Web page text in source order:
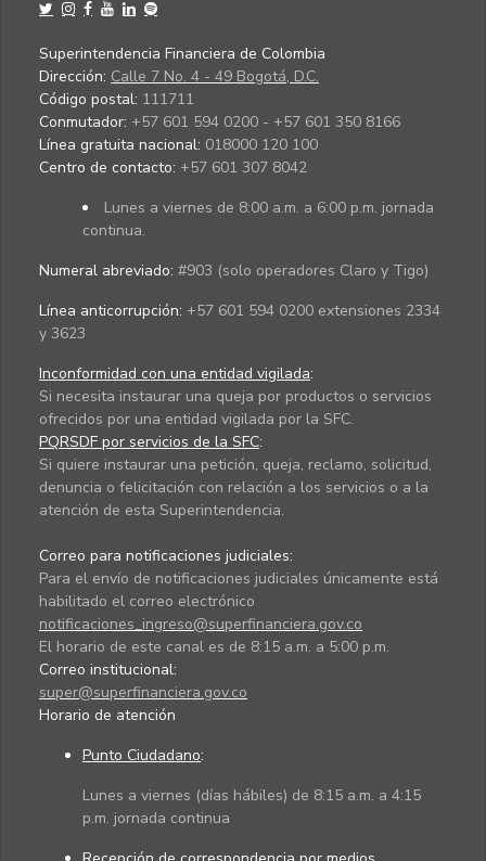
Superintendencia Financiera de Colombia
Dirección: Calle 7 No. 4 - 49 Bogotá, D.C.
Código postal: 111711
Conmutador: +57 601 594 0200 - +57 601 350 8166
Línea gratuita nacional: 018000 120 100
Centro de contacto: +57 601 307 8042
Lunes a viernes de 8:00 a.m. a 6:00 p.m. jornada
continua.
Numeral abreviado: #903 (solo operadores Claro y Tigo)
Línea anticorrupción: +57 601 594 0200 extensiones 2334
y 3623
Inconformidad con una entidad vigilada:
Si necesita instaurar una queja por productos o servicios
ofrecidos por una entidad vigilada por la SFC.
PQRSDF por servicios de la SFC:
Si quiere instaurar una petición, queja, reclamo, solicitud,
denuncia o felicitación con relación a los servicios o a la
atención de esta Superintendencia.
Correo para notificaciones judiciales:
Para el envío de notificaciones judiciales únicamente está
habilitado el correo electrónico
notificaciones_ingreso@superfinanciera.gov.co
El horario de este canal es de 8:15 a.m. a 5:00 p.m.
Correo institucional:
super@superfinanciera.gov.co
Horario de atención
Punto Ciudadano:
Lunes a viernes (días hábiles) de 8:15 a.m. a 4:15
p.m. jornada continua